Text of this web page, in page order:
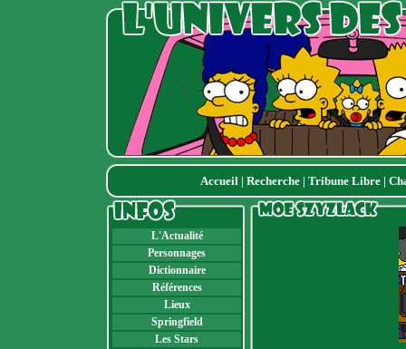
Accueil| Recherche| Tribune Libre |
L'Actualité
Personnages
Dictionnaire
Références
Lieux
Springfield
Les Stars